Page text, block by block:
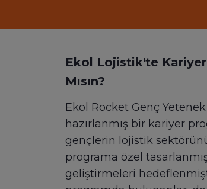
Ekol Lojistik'te
Mısın?
Ekol Rocket Genç
hazırlanmış bir kariyer
gençlerin lojistik
programa özel
geliştirmeleri